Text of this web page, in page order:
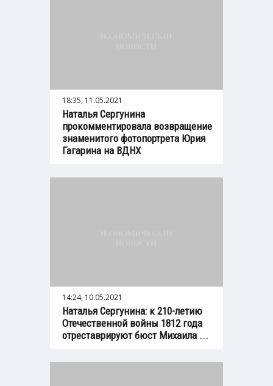
18:35, 11.05.2021
Наталья Сергунина
прокомментировала возвращение
знаменитого фотопортрета Юрия
Гагарина на ВДНХ
14:24, 10.05.2021
Наталья Сергунина: к 210-летию
Отечественной войны 1812 года
отреставрируют бюст Михаила ...